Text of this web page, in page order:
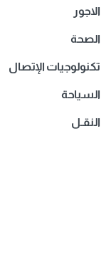
الاجور
الصحة
تكنولوجيات الإتصال
السياحة
النقـل